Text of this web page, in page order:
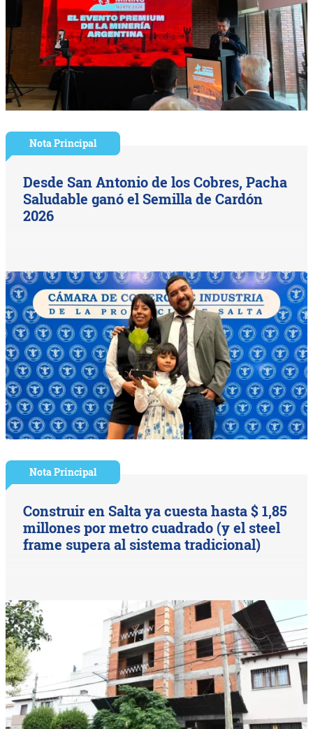
Nota Principal
Desde San Antonio de los Cobres, Pacha
Saludable ganó el Semilla de Cardón
2026
Nota Principal
Construir en Salta ya cuesta hasta $ 1,85
millones por metro cuadrado (y el steel
frame supera al sistema tradicional)